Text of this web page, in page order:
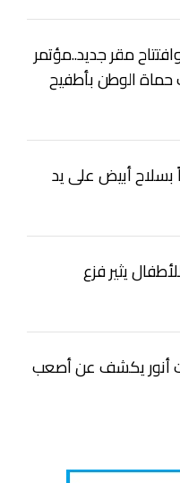
مقر جديد..مؤتمر
الوطن بأطفيح
أبيض على يد
يثير فزع
أنور يكشف عن أصعب